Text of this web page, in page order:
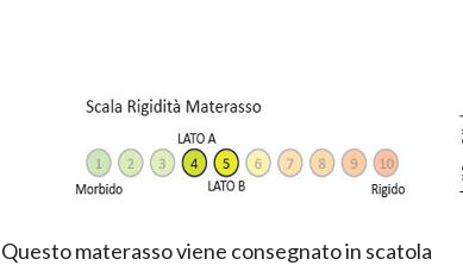
Questo materasso viene consegnato in scatola